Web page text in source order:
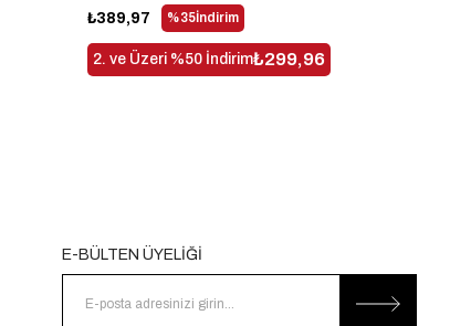
%35İndirim
₺389,97
2. ve Üzeri %50 İndirim₺299,96
E-BÜLTEN ÜYELİĞİ